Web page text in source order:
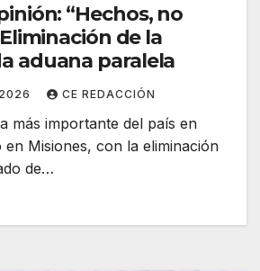
“Hechos, no
de la
aduana paralela
CE REDACCIÓN
más importante del país en
en Misiones, con la eliminación
de…